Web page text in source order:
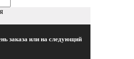
заказа или на следующий